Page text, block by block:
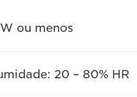
ou menos
20 – 80% HR